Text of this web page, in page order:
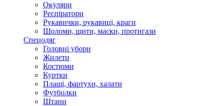
Окуляри
Респіратори
Рукавички, рукавиці, краги
Шоломи, щити, маски, протигази
Спецодяг
Головні убори
Жилети
Костюми
Куртки
Плащі, фартухи, халати
Футболки
Штани